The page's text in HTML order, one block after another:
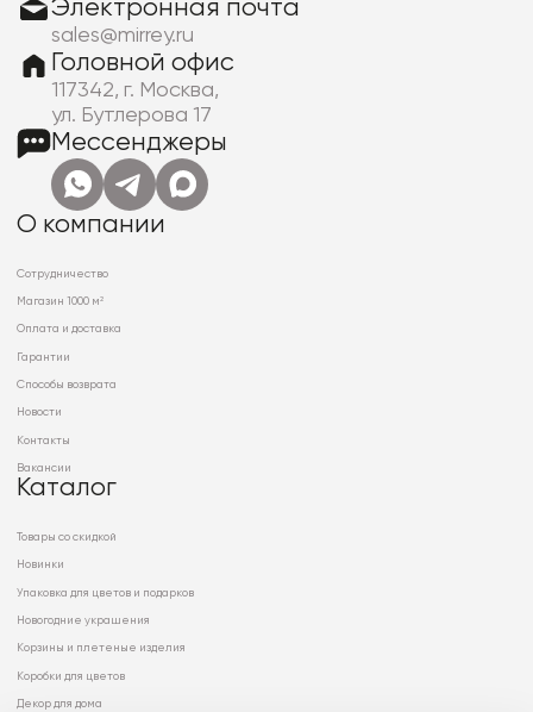
Электронная почта
sales@mirrey.ru
Головной офис
117342, г. Москва,
ул. Бутлерова 17
Мессенджеры
О компании
Сотрудничество
Магазин 1000 м²
Оплата и доставка
Гарантии
Способы возврата
Новости
Контакты
Вакансии
Каталог
Товары со скидкой
Новинки
Упаковка для цветов и подарков
Новогодние украшения
Корзины и плетеные изделия
Коробки для цветов
Декор для дома